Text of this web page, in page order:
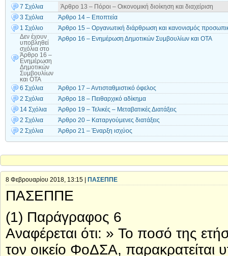
7 Σχόλια
Άρθρο 13 – Πόροι – Οικονομική διοίκηση και διαχείριση
3 Σχόλια
Άρθρο 14 – Εποπτεία
1 Σχόλιο
Άρθρο 15 – Οργανωτική διάρθρωση και κανονισμός
Δεν έχουν
υποβληθεί
σχόλια στο
Άρθρο 16 –
Ενημέρωση
Δημοτικών
Συμβουλίων
και ΟΤΑ
Άρθρο 16 – Ενημέρωση Δημοτικών Συμβουλίων και ΟΤΑ
6 Σχόλια
Άρθρο 17 – Αντισταθμιστικό όφελος
2 Σχόλια
Άρθρο 18 – Πειθαρχικό αδίκημα
14 Σχόλια
Άρθρο 19 – Τελικές – Μεταβατικές Διατάξεις
2 Σχόλια
Άρθρο 20 – Καταργούμενες διατάξεις
2 Σχόλια
Άρθρο 21 – Έναρξη ισχύος
8 Φεβρουαρίου 2018, 13:15 | ΠΑΣΕΠΠΕ
ΠΑΣΕΠΠΕ
(1) Παράγραφος 6
Αναφέρεται ότι: » Το ποσό της
τον οικείο ΦοΔΣΑ,